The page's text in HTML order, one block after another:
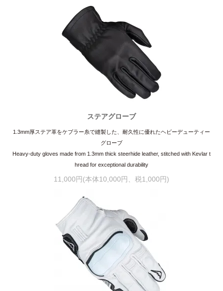
ステアグローブ
1.3mm厚ステア革をケブラー糸で縫製した、耐久性に優れたヘビーデューティー
グローブ
Heavy-duty gloves made from 1.3mm thick steerhide leather, stitched with Kevlar t
hread for exceptional durability
11,000円(本体10,000円、税1,000円)